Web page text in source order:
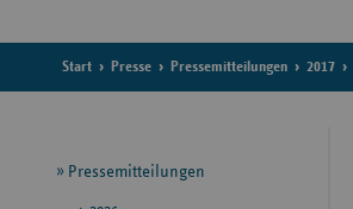
Start Presse Pressemitteilungen 2017
Seitennavigation
Pressemitteilungen